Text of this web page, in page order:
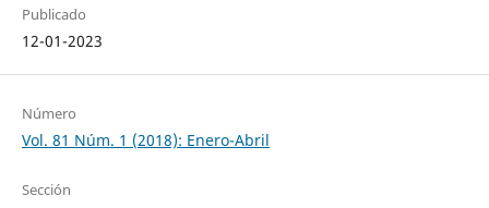
Publicado
12-01-2023
Número
Vol. 81 Núm. 1 (2018): Enero-Abril
Sección